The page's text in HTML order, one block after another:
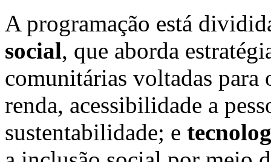
A programação está
social, que aborda
comunitárias voltadas para
renda, acessibilidade a
sustentabilidade; e